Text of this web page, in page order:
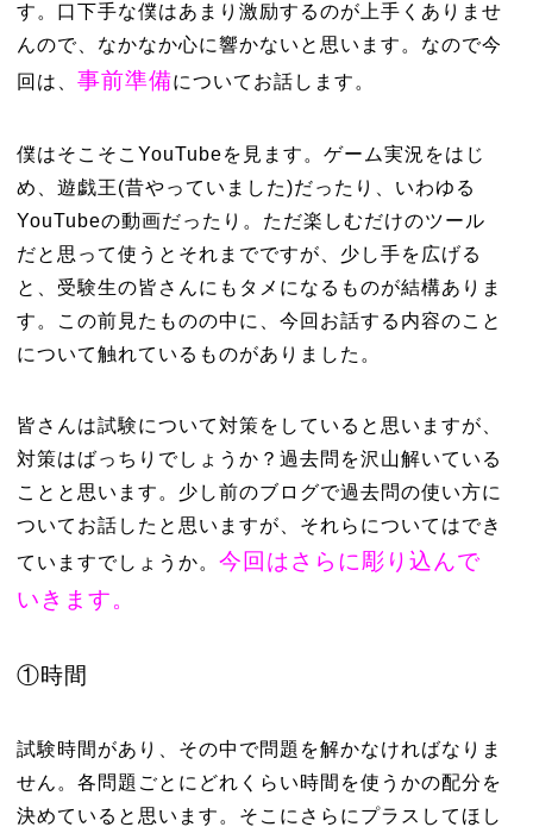
す。口下手な僕はあまり激励するのが上手くありませ
んので、なかなか心に響かないと思います。なので今
回は、 事前準備についてお話します。
僕はそこそこYouTubeを見ます。ゲーム実況をはじ
め、遊戯王(昔やっていました)だったり、いわゆる
YouTubeの動画だったり。ただ楽しむだけのツール
だと思って使うとそれまでですが、少し手を広げる
と、受験生の皆さんにもタメになるものが結構ありま
す。この前見たものの中に、今回お話する内容のこと
について触れているものがありました。
皆さんは試験について対策をしていると思いますが、
対策はばっちりでしょうか？過去問を沢山解いている
ことと思います。少し前のブログで過去問の使い方に
ついてお話したと思いますが、それらについてはでき
ていますでしょうか。 今回はさらに彫り込んで
いきます。
①時間
試験時間があり、その中で問題を解かなければなりま
せん。各問題ごとにどれくらい時間を使うかの配分を
決めていると思います。そこにさらにプラスしてほし